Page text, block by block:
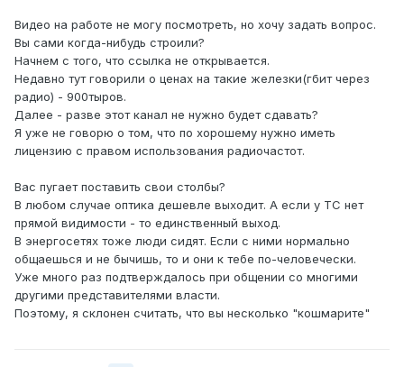
Видео на работе не могу посмотреть, но хочу задать вопрос.
Вы сами когда-нибудь строили?
Начнем с того, что ссылка не открывается.
Недавно тут говорили о ценах на такие железки(гбит через
радио) - 900тыров.
Далее - разве этот канал не нужно будет сдавать?
Я уже не говорю о том, что по хорошему нужно иметь
лицензию с правом использования радиочастот.
Вас пугает поставить свои столбы?
В любом случае оптика дешевле выходит. А если у ТС нет
прямой видимости - то единственный выход.
В энергосетях тоже люди сидят. Если с ними нормально
общаешься и не бычишь, то и они к тебе по-человечески.
Уже много раз подтверждалось при общении со многими
другими представителями власти.
Поэтому, я склонен считать, что вы несколько "кошмарите"